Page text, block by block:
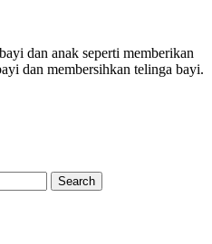
dan anak seperti memberikan
dan membersihkan telinga bayi.